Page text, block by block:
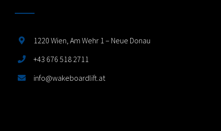
1220 Wien, Am Wehr 1 – Neue Donau
+43 676 518 2711
info@wakeboardlift.at